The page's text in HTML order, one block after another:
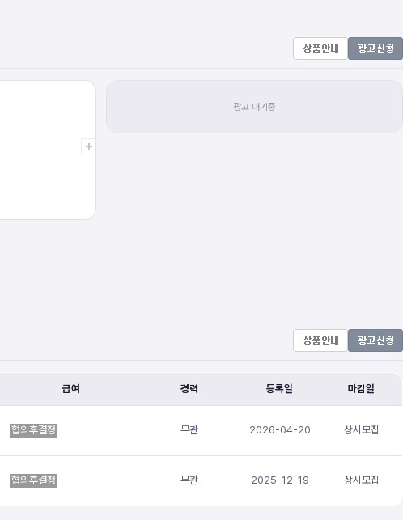
급여 경력 등록일 마감일
협의후결정 무관 2026-04-20 상시모집
협의후결정 무관 2025-12-19 상시모집